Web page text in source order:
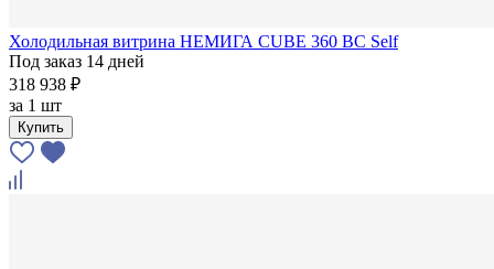
Холодильная витрина НЕМИГА CUBE 360 ВС Self
Под заказ 14 дней
318 938 ₽
за 1 шт
Купить